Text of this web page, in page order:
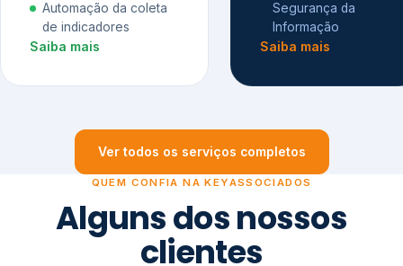
Automação da coleta
de indicadores
Saiba mais
Segurança da
Informação
Saiba mais
Ver todos os serviços completos
QUEM CONFIA NA KEYASSOCIADOS
Alguns dos nossos
clientes